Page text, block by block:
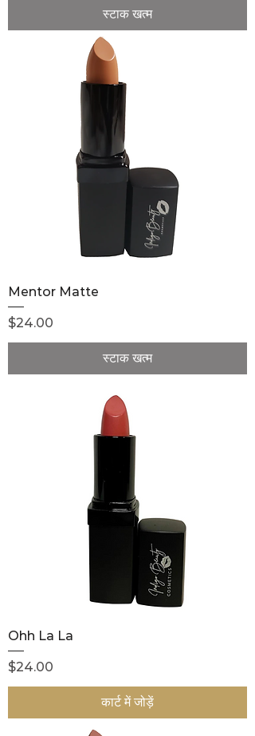
स्टाक खत्म
Mentor Matte
मूल्य
$24.00
स्टाक खत्म
Ohh La La
मूल्य
$24.00
कार्ट में जोड़ें